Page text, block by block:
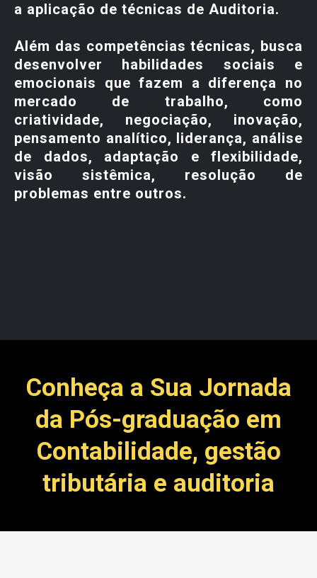
a aplicação de técnicas de Auditoria.
Além das competências técnicas, busca
desenvolver habilidades sociais e
emocionais que fazem a diferença no
mercado de trabalho, como
criatividade, negociação, inovação,
pensamento analítico, liderança, análise
de dados, adaptação e flexibilidade,
visão sistêmica, resolução de
problemas entre outros.
Conheça a Sua Jornada
da Pós-graduação em
Contabilidade, gestão
tributária e auditoria